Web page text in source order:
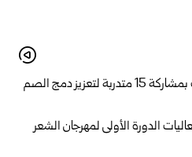
اختتام دورة لغة الإشارة في إدلب بمشاركة 15 متدربة لتعزيز دمج الصم